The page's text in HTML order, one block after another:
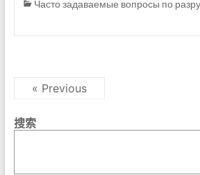
Часто задаваемые вопросы по
« Previous
搜索